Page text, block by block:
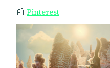
📰 Pinterest